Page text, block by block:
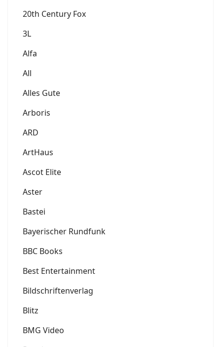
20th Century Fox
3L
Alfa
All
Alles Gute
Arboris
ARD
ArtHaus
Ascot Elite
Aster
Bastei
Bayerischer Rundfunk
BBC Books
Best Entertainment
Bildschriftenverlag
Blitz
BMG Video